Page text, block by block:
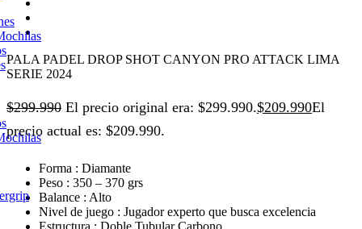
PALA PADEL DROP SHOT CANYON PRO ATTACK LIMA
SERIE 2024
$299.990 El precio original era: $299.990.$209.990El
precio actual es: $209.990.
Forma : Diamante
Peso : 350 – 370 grs
Balance : Alto
Nivel de juego : Jugador experto que busca excelencia